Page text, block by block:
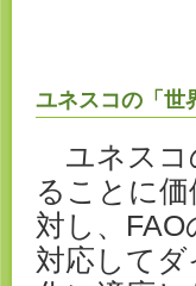
ユネスコの「世
ユネスコ
ることに
対し、
対応して